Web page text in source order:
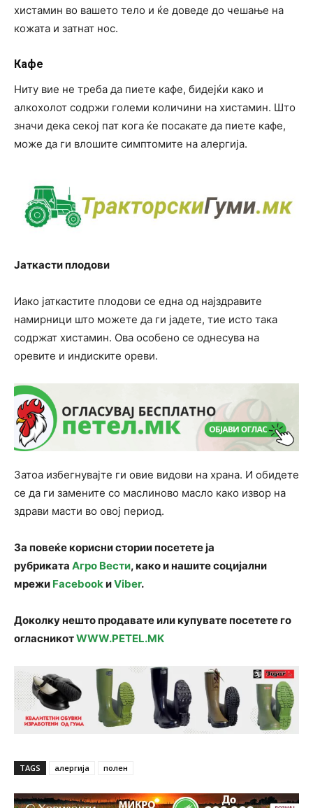
хистамин во вашето тело и ќе доведе до чешање на
кожата и затнат нос.
Кафе
Ниту вие не треба да пиете кафе, бидејќи како и
алкохолот содржи големи количини на хистамин. Што
значи дека секој пат кога ќе посакате да пиете кафе,
може да ги влошите симптомите на алергија.
Јаткасти плодови
Иако јаткастите плодови се една од најздравите
намирници што можете да ги јадете, тие исто така
содржат хистамин. Ова особено се однесува на
оревите и индиските ореви.
Затоа избегнувајте ги овие видови на храна. И обидете
се да ги замените со маслиново масло како извор на
здрави масти во овој период.
За повеќе корисни стории посетете ја
рубриката Агро Вести, како и нашите социјални
мрежи Facebook иViber.
Доколку нешто продавате или купувате посетете го
огласникотWWW.PETEL.MK
TAGS алергија полен